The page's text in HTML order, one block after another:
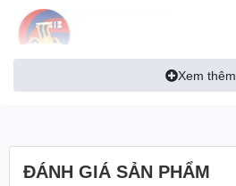
Xem thêm
ĐÁNH GIÁ SẢN PHẨM